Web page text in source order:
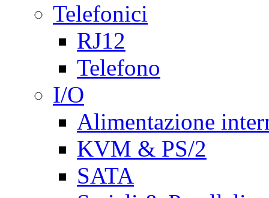
Telefonici
RJ12
Telefono
I/O
Alimentazione
KVM & PS/2
SATA